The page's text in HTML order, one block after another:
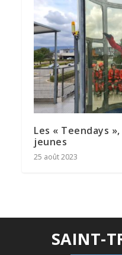
Les « Teendays
jeunes
25 août 2023
SAINT-